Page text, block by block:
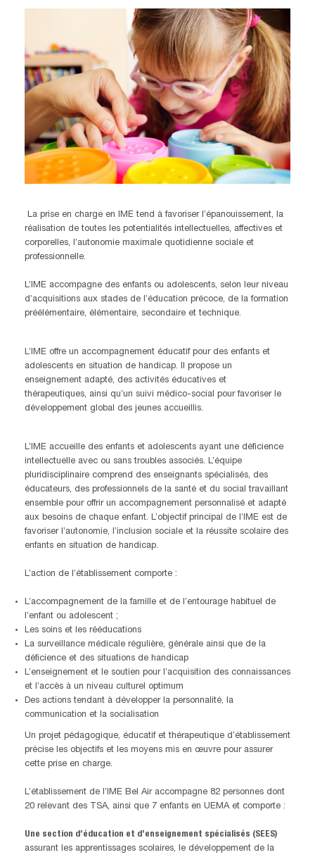
La prise en charge en IME tend à favoriser l’épanouissement, la
réalisation de toutes les potentialités intellectuelles, affectives et
corporelles, l’autonomie maximale quotidienne sociale et
professionnelle.
L’IME accompagne des enfants ou adolescents, selon leur niveau
d’acquisitions aux stades de l’éducation précoce, de la formation
préélémentaire, élémentaire, secondaire et technique.
L’IME offre un accompagnement éducatif pour des enfants et
adolescents en situation de handicap. Il propose un
enseignement adapté, des activités éducatives et
thérapeutiques, ainsi qu’un suivi médico-social pour favoriser le
développement global des jeunes accueillis.
L’IME accueille des enfants et adolescents ayant une déficience
intellectuelle avec ou sans troubles associés. L’équipe
pluridisciplinaire comprend des enseignants spécialisés, des
éducateurs, des professionnels de la santé et du social travaillant
ensemble pour offrir un accompagnement personnalisé et adapté
aux besoins de chaque enfant. L’objectif principal de l’IME est de
favoriser l’autonomie, l’inclusion sociale et la réussite scolaire des
enfants en situation de handicap.
L’action de l’établissement comporte :
L’accompagnement de la famille et de l’entourage habituel de
l’enfant ou adolescent ;
Les soins et les rééducations
La surveillance médicale régulière, générale ainsi que de la
déficience et des situations de handicap
L’enseignement et le soutien pour l’acquisition des connaissances
et l’accès à un niveau culturel optimum
Des actions tendant à développer la personnalité, la
communication et la socialisation
Un projet pédagogique, éducatif et thérapeutique d’établissement
précise les objectifs et les moyens mis en œuvre pour assurer
cette prise en charge.
L’établissement de l’IME Bel Air accompagne 82 personnes dont
20 relevant des TSA, ainsi que 7 enfants en UEMA et comporte :
Une section d’éducation et d’enseignement spécialisés (SEES)
assurant les apprentissages scolaires, le développement de la